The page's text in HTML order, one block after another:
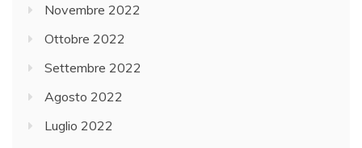
Novembre 2022
Ottobre 2022
Settembre 2022
Agosto 2022
Luglio 2022